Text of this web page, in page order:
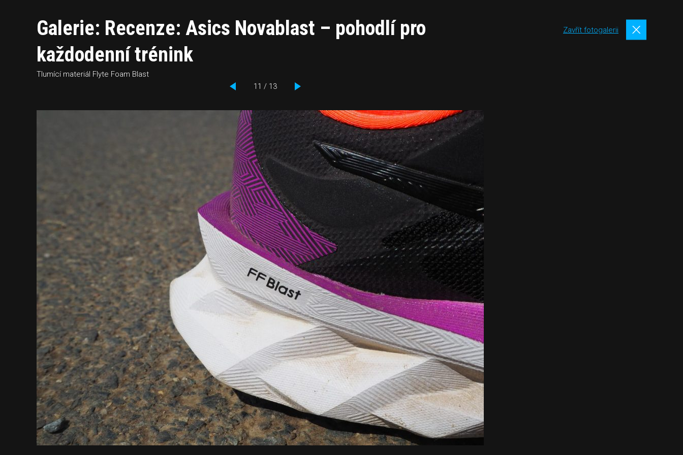
Galerie: Recenze: Asics Novablast – pohodlí pro
každodenní trénink
Tlumící materiál Flyte Foam Blast
11 / 13
Zavřít fotogalerii